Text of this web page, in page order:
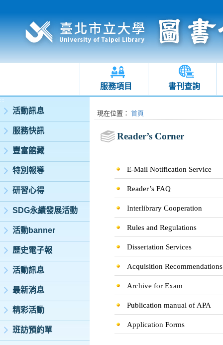
服務項目 書刊查詢
:::
活動訊息
服務快訊
豐富館藏
特別報導
研習心得
SDG永續發展活動
活動banner
歷史電子報
活動訊息
最新消息
精彩活動
班訪預約單
:::現在位置 ： 首頁
Reader’s Corner
E-Mail Notification Service
Reader’s FAQ
Interlibrary Cooperation
Rules and Regulations
Dissertation Services
Acquisition Recommendations
Archive for Exam
Publication manual of APA
Application Forms